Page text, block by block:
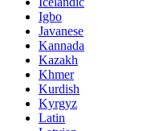
Igbo
Javanese
Kannada
Kazakh
Khmer
Kurdish
Kyrgyz
Latin